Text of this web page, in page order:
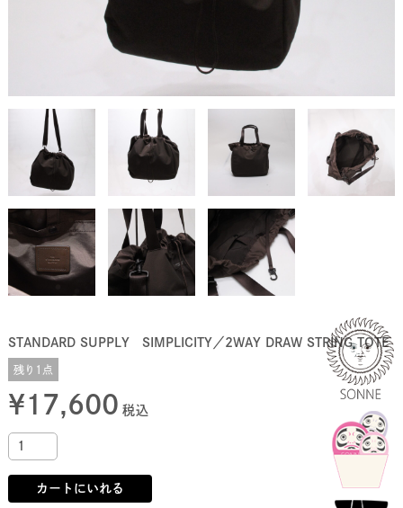
STANDARD SUPPLY SIMPLICITY／2WAY DRAW STRING TOTE
残り1点
¥17,600 税込
カートにいれる